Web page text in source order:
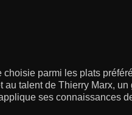
parmi les plats
talent de Thierry Marx,
ses connaissances